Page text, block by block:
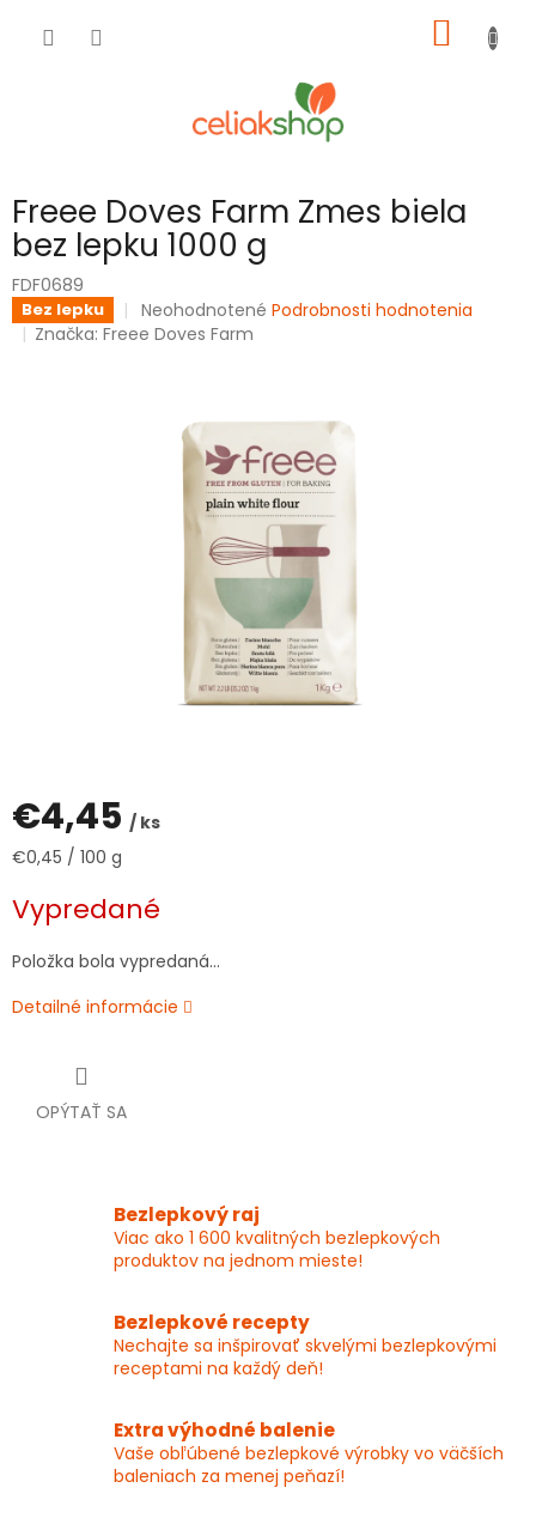
KOŠÍK
Freee Doves Farm Zmes biela
bez lepku 1000 g
FDF0689
Bez lepku
Priemerné
hodnotenie
hviezdičiek.
Neohodnotené Podrobnosti hodnotenia
Značka:Freee Doves Farm
€4,45 / ks
Jednotková
€0,45 / 100 g
Vypredané
Položka bola vypredaná…
Detailné informácie
OPÝTAŤ SA
Bezlepkový raj
Viac ako 1 600 kvalitných bezlepkových
produktov na jednom mieste!
Bezlepkové recepty
Nechajte sa inšpirovať skvelými bezlepkovými
receptami na každý deň!
Extra výhodné balenie
Vaše obľúbené bezlepkové výrobky vo väčších
baleniach za menej peňazí!